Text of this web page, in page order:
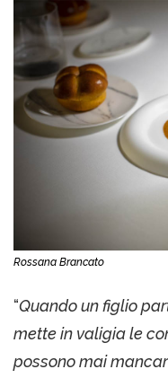
Rossana Brancato
“Quando un figlio
mette in valigia le
possono mai